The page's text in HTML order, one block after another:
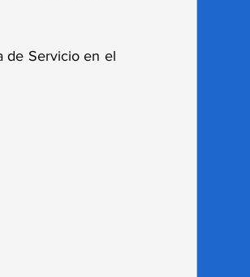
de Servicio en el